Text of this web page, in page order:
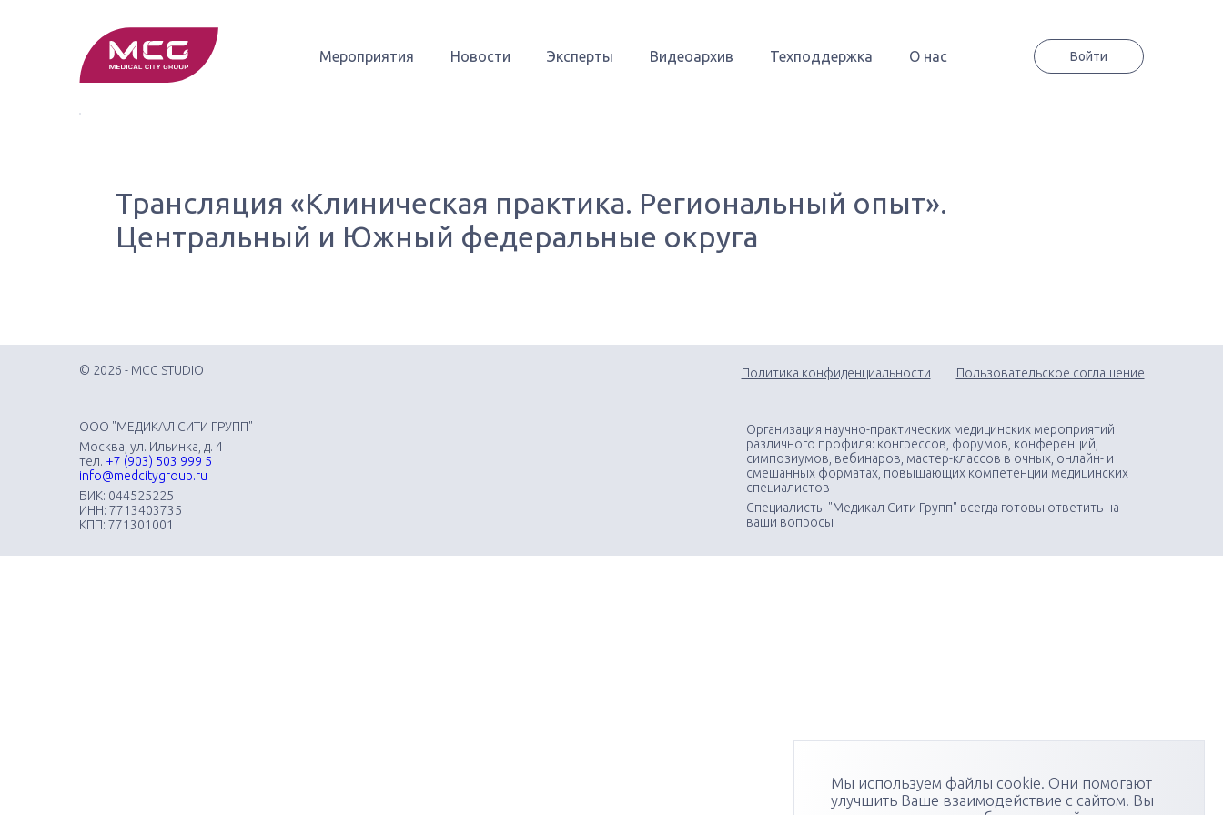
Мероприятия Новости Эксперты Видеоархив Техподдержка О нас Войти
Трансляция «Клиническая практика. Региональный опыт».
Центральный и Южный федеральные округа
© 2026 - MCG STUDIO Политика конфиденциальности Пользовательское соглашение
ООО "МЕДИКАЛ СИТИ ГРУПП"
Москва, ул. Ильинка, д. 4
тел. +7 (903) 503 999 5
info@medcitygroup.ru
БИК: 044525225
ИНН: 7713403735
КПП: 771301001
Организация научно-практических медицинских мероприятий
различного профиля: конгрессов, форумов, конференций,
симпозиумов, вебинаров, мастер-классов в очных, онлайн- и
смешанных форматах, повышающих компетенции медицинских
специалистов
Специалисты "Медикал Сити Групп" всегда готовы ответить на
ваши вопросы
Мы используем файлы cookie. Они помогают
улучшить Ваше взаимодействие с сайтом. Вы